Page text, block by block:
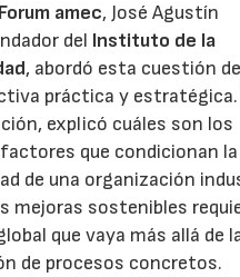
Forum amec, José Agustín
del Instituto de la
, abordó esta cuestión
práctica y estratégica.
explicó cuáles son los
que condicionan la
de una organización
mejoras sostenibles
que vaya más allá de
de procesos concretos.